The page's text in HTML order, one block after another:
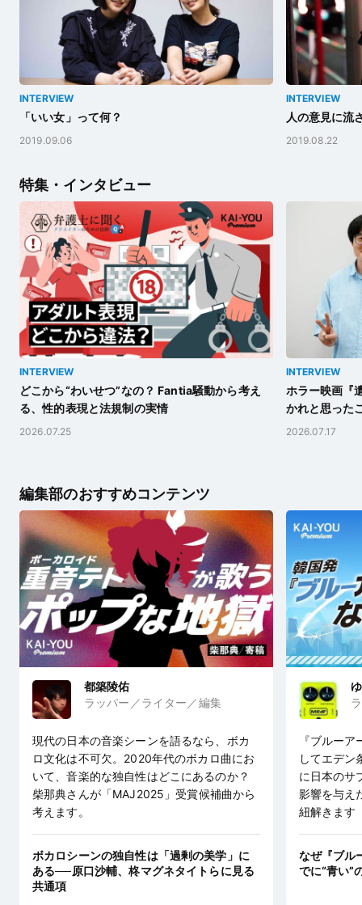
INTERVIEW
「いい女」って何？
2019.09.06
INTERVIEW
人の意見に流
2019.08.22
特集・インタビュー
INTERVIEW
どこから“わいせつ”なの？ Fantia騒動から考え
る、性的表現と法規制の実情
2026.07.25
INTERVIEW
ホラー映画『
かれと思った
2026.07.17
編集部のおすすめコンテンツ
都築陵佑
ラッパー／ライター／編集
現代の日本の音楽シーンを語るなら、ボカ
ロ文化は不可欠。2020年代のボカロ曲にお
いて、音楽的な独自性はどこにあるのか？
柴那典さんが「MAJ2025」受賞候補曲から
考えます。
ボカロシーンの独自性は「過剰の美学」に
ある──原口沙輔、柊マグネタイトらに見る
共通項
『ブルー
してエデン
に日本のサ
影響を与え
紐解きます
なぜ『ブル
でに“青い”